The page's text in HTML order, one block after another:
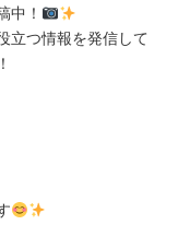
中！
立つ情報を発信して